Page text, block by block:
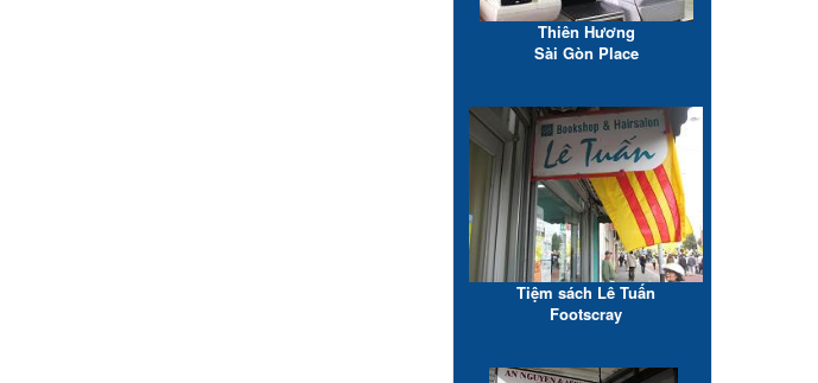
Thiên Hương
Sài Gòn Place
Tiệm sách Lê Tuấn
Footscray